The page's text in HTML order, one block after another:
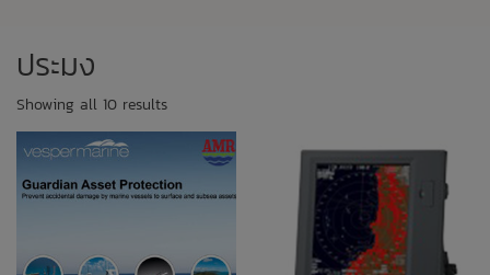
ประมง
Showing all 10 results